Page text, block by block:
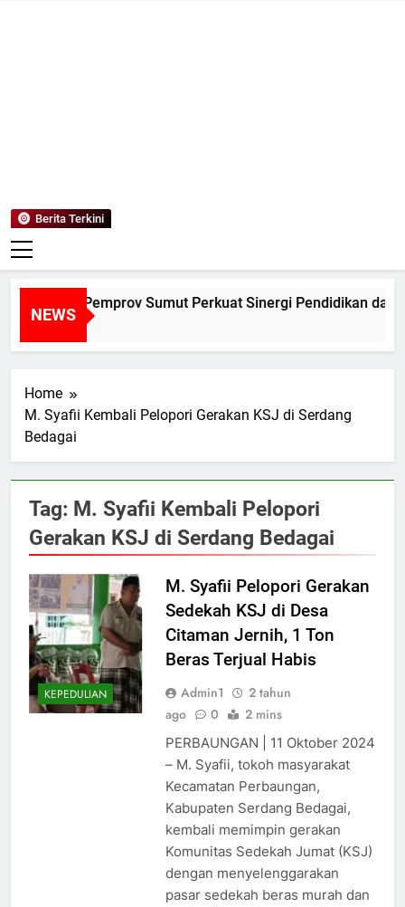
Berita Terkini
NEWS
dan Pemprov Sumut Perkuat Sinergi Pendidikan dan
Ago
Home
M. Syafii Kembali Pelopori Gerakan KSJ di Serdang
Bedagai
Tag: M. Syafii Kembali Pelopori
Gerakan KSJ di Serdang Bedagai
KEPEDULIAN
M. Syafii Pelopori Gerakan
Sedekah KSJ di Desa
Citaman Jernih, 1 Ton
Beras Terjual Habis
Admin1
2 tahun
ago
0 2 mins
PERBAUNGAN | 11 Oktober 2024
– M. Syafii, tokoh masyarakat
Kecamatan Perbaungan,
Kabupaten Serdang Bedagai,
kembali memimpin gerakan
Komunitas Sedekah Jumat (KSJ)
dengan menyelenggarakan
pasar sedekah beras murah dan